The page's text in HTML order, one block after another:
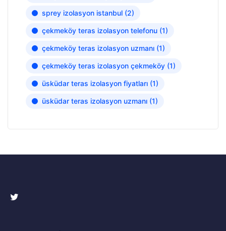
sprey izolasyon istanbul (2)
çekmeköy teras izolasyon telefonu (1)
çekmeköy teras izolasyon uzmanı (1)
çekmeköy teras izolasyon çekmeköy (1)
üsküdar teras izolasyon fiyatları (1)
üsküdar teras izolasyon uzmanı (1)